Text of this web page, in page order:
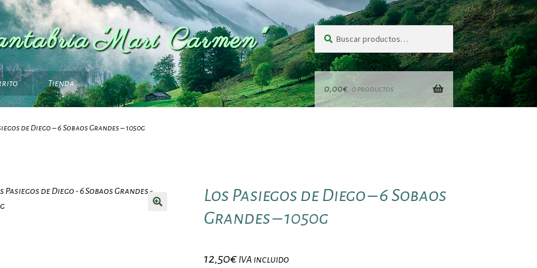
"Mari Carmen"
Buscar
por:
Buscar
Tienda
0,00€ 0 productos
de Diego – 6 Sobaos Grandes – 1050g
Los Pasiegos de Diego – 6 Sobaos
Grandes – 1050g
12,50€ IVA incluido